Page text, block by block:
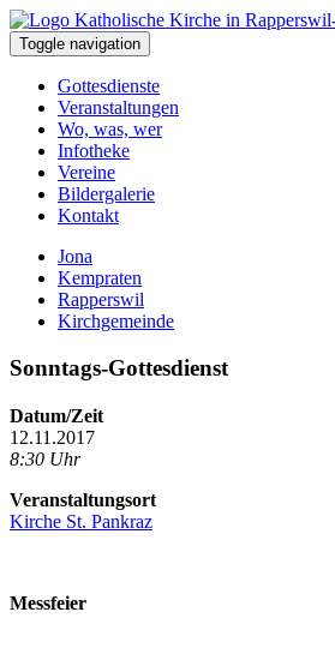
Toggle navigation
Gottesdienste
Veranstaltungen
Wo, was, wer
Infotheke
Vereine
Bildergalerie
Kontakt
Jona
Kempraten
Rapperswil
Kirchgemeinde
Sonntags-Gottesdienst
Datum/Zeit
12.11.2017
8:30 Uhr
Veranstaltungsort
Kirche St. Pankraz
Messfeier